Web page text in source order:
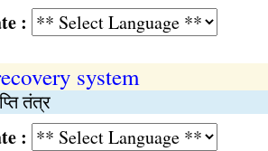
:
system
तंत्र
: